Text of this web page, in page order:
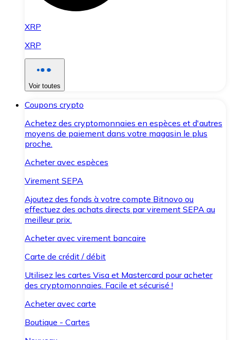
XRP
XRP
Voir toutes
Coupons crypto
Achetez des cryptomonnaies en espèces et d'autres
moyens de paiement dans votre magasin le plus
proche.
Acheter avec espèces
Virement SEPA
Ajoutez des fonds à votre compte Bitnovo ou
effectuez des achats directs par virement SEPA au
meilleur prix.
Acheter avec virement bancaire
Carte de crédit / débit
Utilisez les cartes Visa et Mastercard pour acheter
des cryptomonnaies. Facile et sécurisé !
Acheter avec carte
Boutique - Cartes